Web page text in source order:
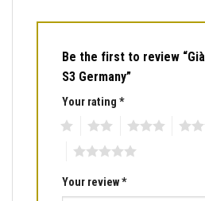
Be the first to review
S3 Germany”
Your rating *
Your review*